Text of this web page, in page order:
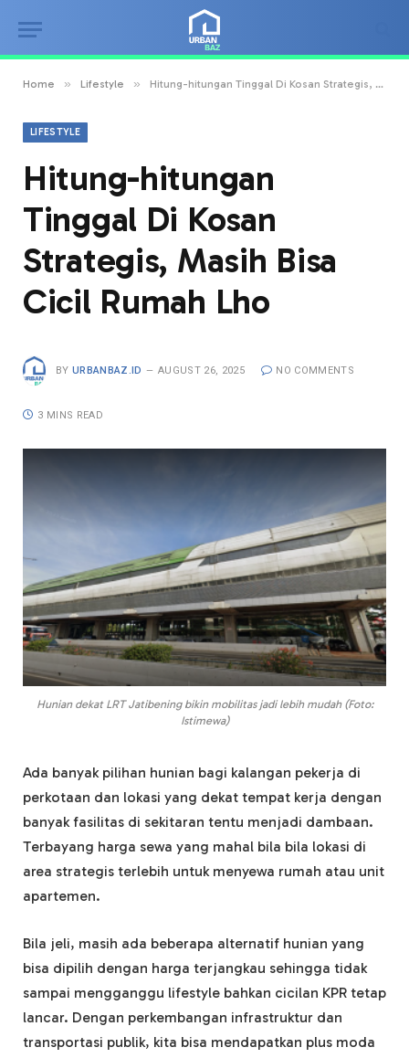
Home » Lifestyle » Hitung-hitungan Tinggal Di Kosan Strategis, Masih Bisa Cicil Rumah Lho
LIFESTYLE
Hitung-hitungan
Tinggal Di Kosan
Strategis, Masih Bisa
Cicil Rumah Lho
BY URBANBAZ.ID AUGUST 26, 2025 NO COMMENTS
3 MINS READ
Hunian dekat LRT Jatibening bikin mobilitas jadi lebih mudah (Foto:
Istimewa)
Ada banyak pilihan hunian bagi kalangan pekerja di
perkotaan dan lokasi yang dekat tempat kerja dengan
banyak fasilitas di sekitaran tentu menjadi dambaan.
Terbayang harga sewa yang mahal bila bila lokasi di
area strategis terlebih untuk menyewa rumah atau unit
apartemen.
Bila jeli, masih ada beberapa alternatif hunian yang
bisa dipilih dengan harga terjangkau sehingga tidak
sampai mengganggu lifestyle bahkan cicilan KPR tetap
lancar. Dengan perkembangan infrastruktur dan
transportasi publik, kita bisa mendapatkan plus moda